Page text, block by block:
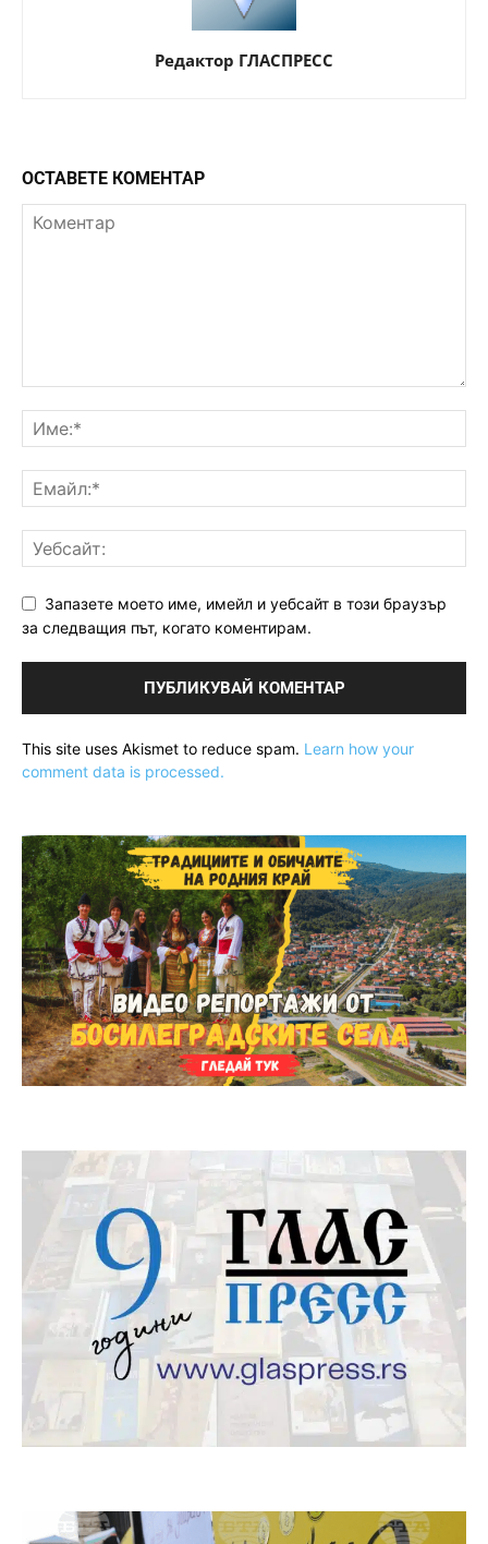
Редактор ГЛАСПРЕСС
ОСТАВЕТЕ КОМЕНТАР
Запазете моето име, имейл и уебсайт в този браузър
за следващия път, когато коментирам.
This site uses Akismet to reduce spam. Learn how your
comment data is processed.